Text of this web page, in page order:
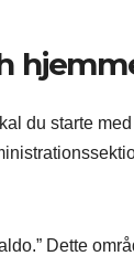
du starte
Dette